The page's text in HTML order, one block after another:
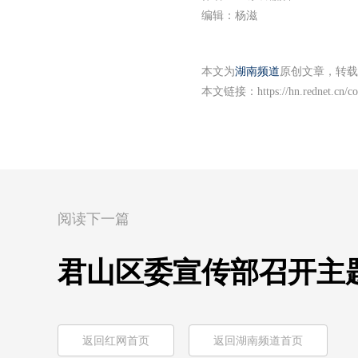
编辑：杨滋
本文为湖南频道原创文章，转
本文链接： https://hn.rednet.cn/
阅读下一篇
君山区委宣传部召开主
返回红网首页 返回湖南频道首页